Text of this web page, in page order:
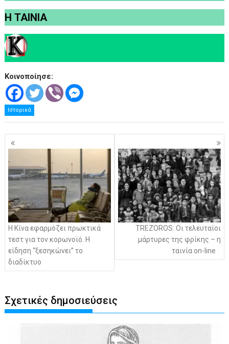
Η ΤΑΙΝΙΑ
Κοινοποίησε:
Ιστορικά
Πλοήγηση
άρθρων
Η Κίνα εφαρμόζει πρωκτικά
τεστ για τον κορωνοϊό. Η
είδηση “ξεσηκώνει” το
διαδίκτυο
TREZOROS: Οι τελευταίοι
μάρτυρες της φρίκης – η
ταινία on-line
Σχετικές δημοσιεύσεις